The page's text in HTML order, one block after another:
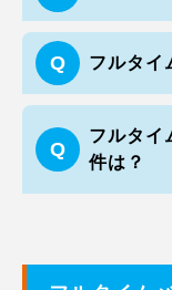
フルタイ
フルタイ
件は？